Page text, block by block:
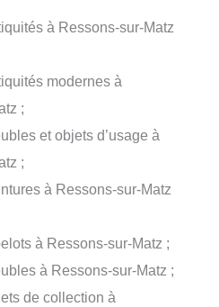
à Ressons-sur-Matz
modernes à
;
et objets d’usage à
;
à Ressons-sur-Matz
à Ressons-sur-Matz ;
à Ressons-sur-Matz ;
de collection à